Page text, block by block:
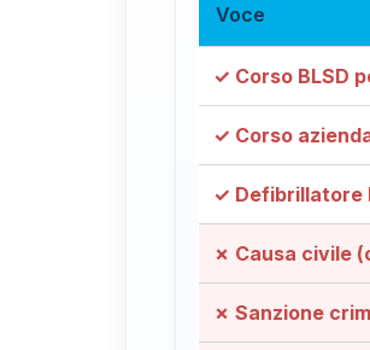
Voce
✓ Corso BLSD
✓ Corso
✓ Defibrillatore
✗ Causa civile
✗ Sanzione